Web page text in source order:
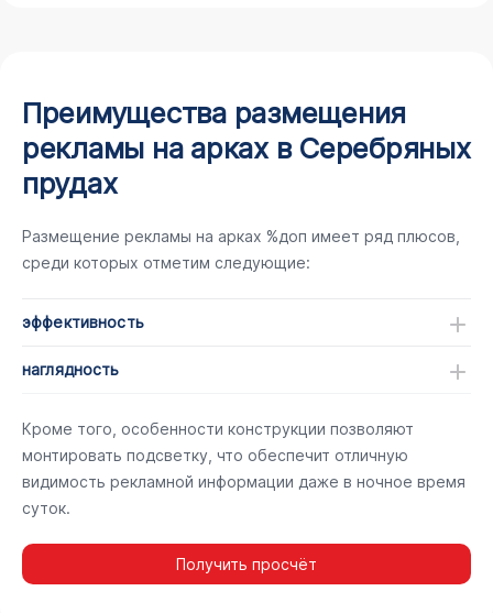
Преимущества размещения
рекламы на арках в Серебряных
прудах
Размещение рекламы на арках %доп имеет ряд плюсов,
среди которых отметим следующие:
эффективность
наглядность
Кроме того, особенности конструкции позволяют
монтировать подсветку, что обеспечит отличную
видимость рекламной информации даже в ночное время
суток.
Получить просчёт